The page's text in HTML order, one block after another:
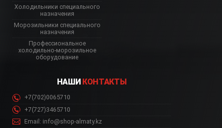
Холодильники специального
назначения
Морозильники специального
назначения
Профессиональное
холодильно-морозильное
оборудование
НАШИ КОНТАКТЫ
+7(702)0065710
+7(727)3465710
Email: info@shop-almaty.kz